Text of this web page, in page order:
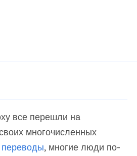
все перешли на
многочисленных
, многие люди по-